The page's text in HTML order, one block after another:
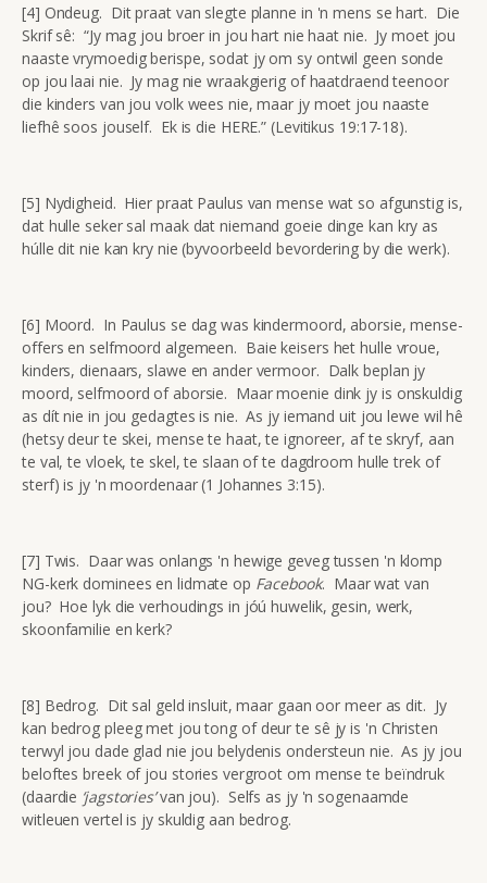
[4] Ondeug. Dit praat van slegte planne in 'n mens se hart. Die
Skrif sê: “Jy mag jou broer in jou hart nie haat nie. Jy moet jou
naaste vrymoedig berispe, sodat jy om sy ontwil geen sonde
op jou laai nie. Jy mag nie wraakgierig of haatdraend teenoor
die kinders van jou volk wees nie, maar jy moet jou naaste
liefhê soos jouself. Ek is die HERE.” (Levitikus 19:17-18).
[5] Nydigheid. Hier praat Paulus van mense wat so afgunstig is,
dat hulle seker sal maak dat niemand goeie dinge kan kry as
húlle dit nie kan kry nie (byvoorbeeld bevordering by die werk).
[6] Moord. In Paulus se dag was kindermoord, aborsie, mense-
offers en selfmoord algemeen. Baie keisers het hulle vroue,
kinders, dienaars, slawe en ander vermoor. Dalk beplan jy
moord, selfmoord of aborsie. Maar moenie dink jy is onskuldig
as dít nie in jou gedagtes is nie. As jy iemand uit jou lewe wil hê
(hetsy deur te skei, mense te haat, te ignoreer, af te skryf, aan
te val, te vloek, te skel, te slaan of te dagdroom hulle trek of
sterf) is jy 'n moordenaar (1 Johannes 3:15).
[7] Twis. Daar was onlangs 'n hewige geveg tussen 'n klomp
NG-kerk dominees en lidmate op Facebook. Maar wat van
jou? Hoe lyk die verhoudings in jóú huwelik, gesin, werk,
skoonfamilie en kerk?
[8] Bedrog. Dit sal geld insluit, maar gaan oor meer as dit. Jy
kan bedrog pleeg met jou tong of deur te sê jy is 'n Christen
terwyl jou dade glad nie jou belydenis ondersteun nie. As jy jou
beloftes breek of jou stories vergroot om mense te beïndruk
(daardie ‘jagstories’van jou). Selfs as jy 'n sogenaamde
witleuen vertel is jy skuldig aan bedrog.